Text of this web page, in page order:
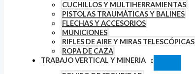
CUCHILLOS Y MULTIHERRAMIENTAS
PISTOLAS TRAUMÁTICAS Y BALINES
FLECHAS Y ACCESORIOS
MUNICIONES
RIFLES DE AIRE Y MIRAS TELESCÓPICAS
ROPA DE CAZA
TRABAJO VERTICAL Y MINERIA